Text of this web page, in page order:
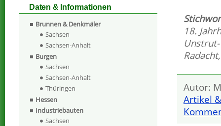
18.
Radacht
Autor:
Artikel
Daten & Informationen
Brunnen & Denkmäler
Sachsen
Sachsen-Anhalt
Burgen
Sachsen
Sachsen-Anhalt
Thüringen
Hessen
Industriebauten
Sachsen